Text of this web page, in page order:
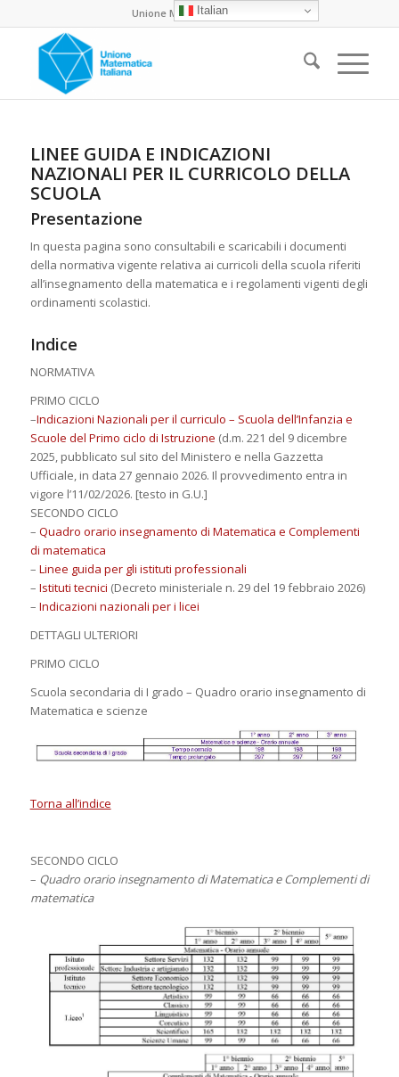
Unione Matematica Italiana
LINEE GUIDA E INDICAZIONI
NAZIONALI PER IL CURRICOLO DELLA
SCUOLA
Presentazione
In questa pagina sono consultabili e scaricabili i documenti
della normativa vigente relativa ai curricoli della scuola riferiti
all’insegnamento della matematica e i regolamenti vigenti degli
ordinamenti scolastici.
Indice
NORMATIVA
PRIMO CICLO
–Indicazioni Nazionali per il curriculo – Scuola dell’Infanzia e
Scuole del Primo ciclo di Istruzione (d.m. 221 del 9 dicembre
2025, pubblicato sul sito del Ministero e nella Gazzetta
Ufficiale, in data 27 gennaio 2026. Il provvedimento entra in
vigore l’11/02/2026. [testo in G.U.]
SECONDO CICLO
– Quadro orario insegnamento di Matematica e Complementi
di matematica
– Linee guida per gli istituti professionali
– Istituti tecnici (Decreto ministeriale n. 29 del 19 febbraio 2026)
– Indicazioni nazionali per i licei
DETTAGLI ULTERIORI
PRIMO CICLO
Scuola secondaria di I grado – Quadro orario insegnamento di
Matematica e scienze
Torna all’indice
SECONDO CICLO
– Quadro orario insegnamento di Matematica e Complementi di
matematica
Italian